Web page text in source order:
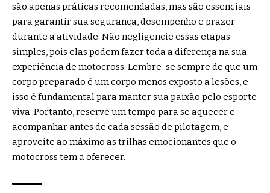
são apenas práticas recomendadas, mas são essenciais
para garantir sua segurança, desempenho e prazer
durante a atividade. Não negligencie essas etapas
simples, pois elas podem fazer toda a diferença na sua
experiência de motocross. Lembre-se sempre de que um
corpo preparado é um corpo menos exposto a lesões, e
isso é fundamental para manter sua paixão pelo esporte
viva. Portanto, reserve um tempo para se aquecer e
acompanhar antes de cada sessão de pilotagem, e
aproveite ao máximo as trilhas emocionantes que o
motocross tem a oferecer.